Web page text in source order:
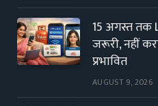
15 अगस्त तक
जरूरी, नहीं
प्रभावित
AUGUST 9, 2026